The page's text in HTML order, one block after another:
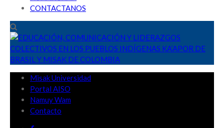
CONTACTANOS
Misak Universidad
Portal AISO
Namuy Wam
Contacto